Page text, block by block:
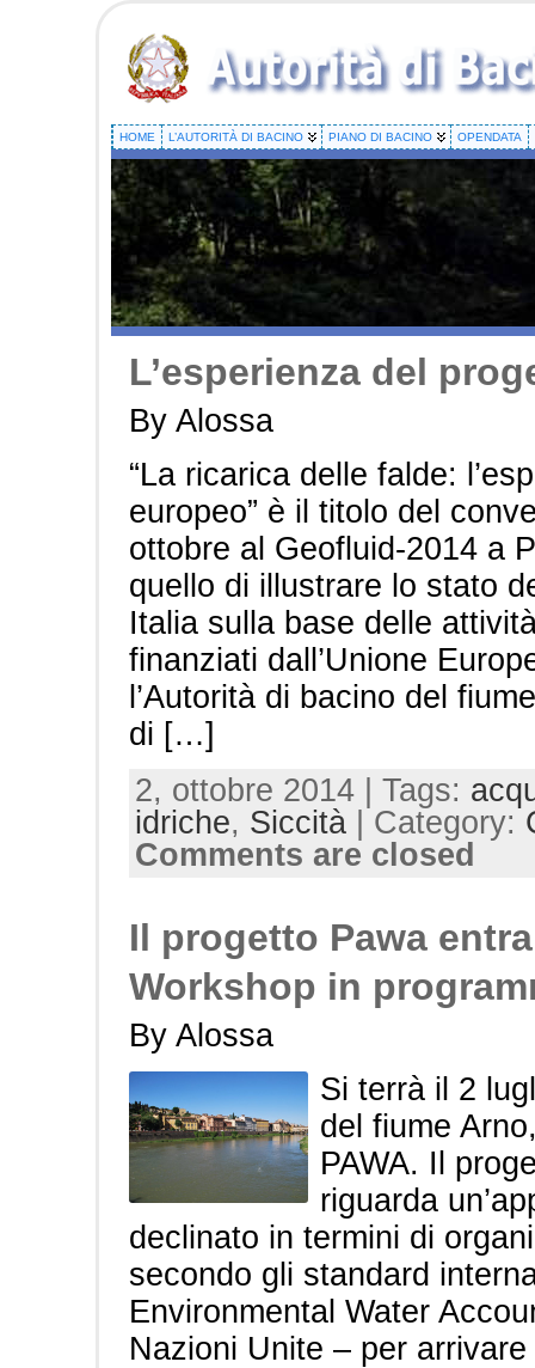
HOME L’AUTORITÀ DI BACINO PIANO DI BACINO OPENDATA
L’esperienza del
By Alossa
“La ricarica delle falde:
europeo” è il titolo del
ottobre al Geofluid-2014 a
quello di illustrare lo stato
Italia sulla base delle
finanziati dall’Unione
l’Autorità di bacino del
di […]
2, ottobre 2014 | Tags:
idriche, Siccità | Category:
Comments are closed
Il progetto Pawa
Workshop in
By Alossa
Si terrà il 2
del fiume
PAWA. Il
riguarda
declinato in termini di
secondo gli standard
Environmental Water
Nazioni Unite – per